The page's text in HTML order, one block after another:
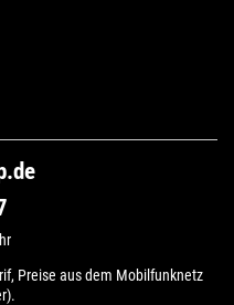
Preise aus dem Mobilfunknetz